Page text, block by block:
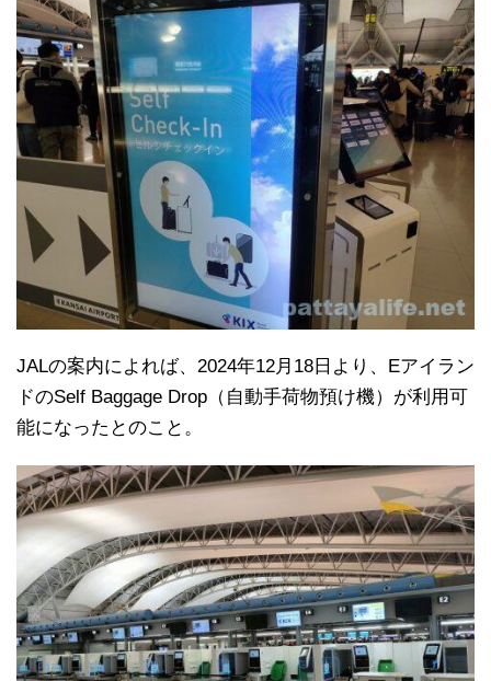
JALの案内によれば、2024年12月18日より、Eアイラン
ドのSelf Baggage Drop（自動手荷物預け機）が利用可
能になったとのこと。